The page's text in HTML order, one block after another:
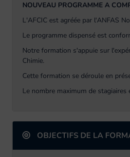
NOUVEAU PROGRAMME A
L'AFCIC est agréée par l'ANFAS
Le programme dispensé est
Notre formation s'appuie sur
Chimie.
Cette formation se déroule en
Le nombre maximum de
OBJECTIFS DE LA